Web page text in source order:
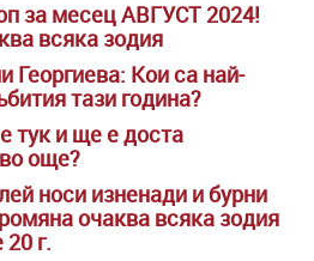
за месец АВГУСТ 2024!
всяка зодия
Георгиева: Кои са най-
тази година?
тук и ще е доста
още?
носи изненади и бурни
очаква всяка зодия
г.